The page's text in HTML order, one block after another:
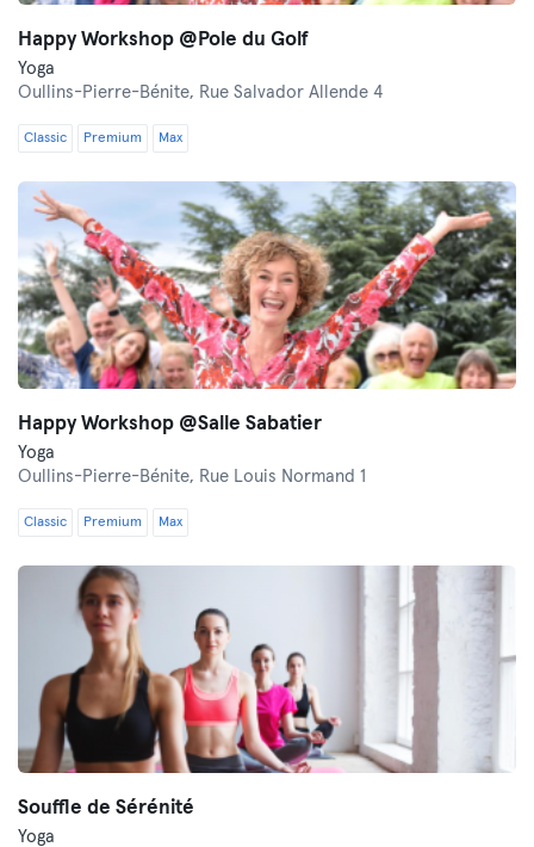
Happy Workshop @Pole du Golf
Yoga
Oullins-Pierre-Bénite, Rue Salvador Allende 4
Classic Premium Max
Happy Workshop @Salle Sabatier
Yoga
Oullins-Pierre-Bénite, Rue Louis Normand 1
Classic Premium Max
Souffle de Sérénité
Yoga